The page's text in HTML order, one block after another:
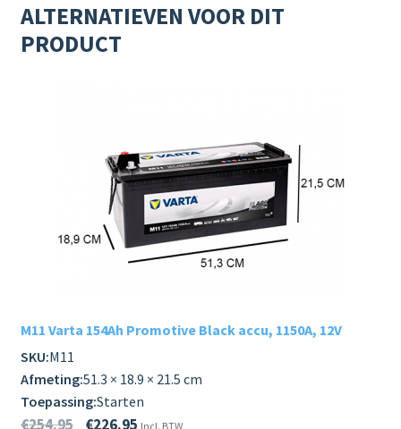
ALTERNATIEVEN VOOR DIT
PRODUCT
M11 Varta 154Ah Promotive Black accu, 1150A, 12V
SKU:M11
Afmeting:51.3 × 18.9 × 21.5 cm
Toepassing:Starten
€254.95 €226.95 Incl. BTW